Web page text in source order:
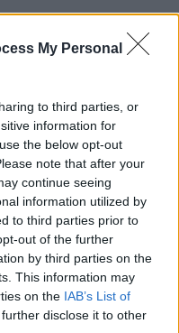
My Personal
to third parties, or
information for
the below opt-out
note that after your
continue seeing
information utilized by
to third parties prior to
out of the further
by third parties on the
This information may
on the IAB’s List of
disclose it to other